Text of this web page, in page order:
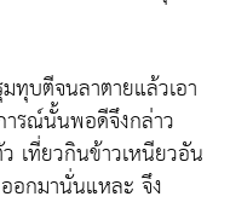
ทุบตีจนลาตายแล้วเอา
รณ์นั้นพอดีจึงกล่าว
เที่ยวกินข้าวเหนียวอัน
ออกมานั่นแหละ จึง